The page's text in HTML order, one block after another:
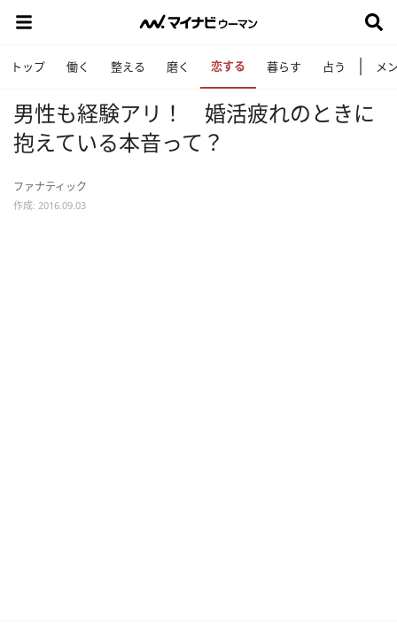
トップ 働く 整える 磨く 恋する 暮らす 占う メ
男性も経験アリ！ 婚活疲れのときに
抱えている本音って？
ファナティック
作成: 2016.09.03